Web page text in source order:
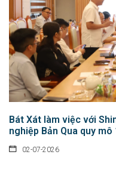
Bát Xát làm việc với
nghiệp Bản Qua quy
02-07-2026